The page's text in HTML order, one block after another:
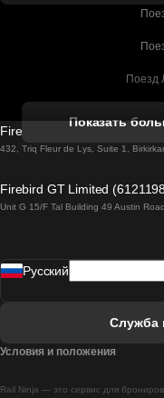
Поезд
Показать
Firebird GT Limited (OC
432, Triq Fleur de Lys, Suite 1,
Firebird GT Limited
Unit G 15/F Tal Building 49 Austin
Rail Ninja — это сервис для
Pусский
Служба
Условия и положения